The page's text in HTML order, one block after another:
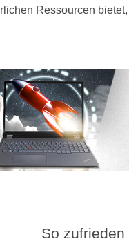
Ressourcen
So